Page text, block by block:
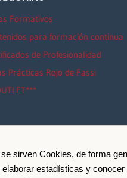
sirven Cookies, de forma
estadísticas y
Formativos
para formación continua
de Profesionalidad
Prácticas Rojo de Fassi